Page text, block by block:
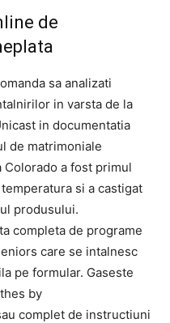
de
sa analizati
in varsta de la
in documentatia
de matrimoniale
a fost primul
si a castigat
produsului.
completa de programe
care se intalnesc
pe formular. Gaseste
by
complet de instructiuni